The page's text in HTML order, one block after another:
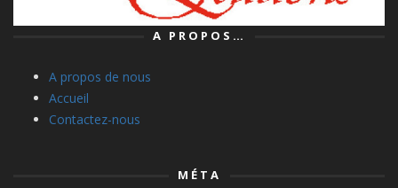
A PROPOS…
A propos de nous
Accueil
Contactez-nous
MÉTA